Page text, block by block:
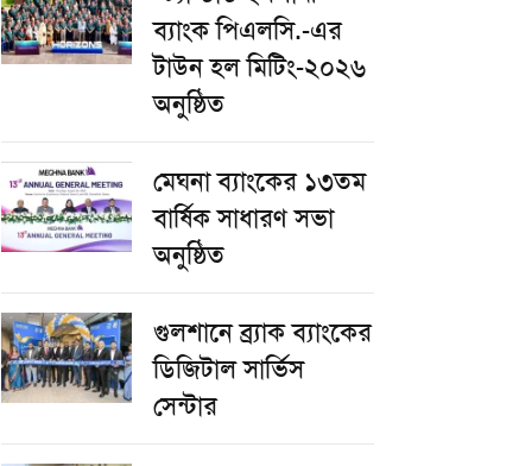
ব্যাংক পিএলসি.-এর
টাউন হল মিটিং-২০২৬
অনুষ্ঠিত
মেঘনা ব্যাংকের ১৩তম
বার্ষিক সাধারণ সভা
অনুষ্ঠিত
গুলশানে ব্র্যাক ব্যাংকের
ডিজিটাল সার্ভিস
সেন্টার